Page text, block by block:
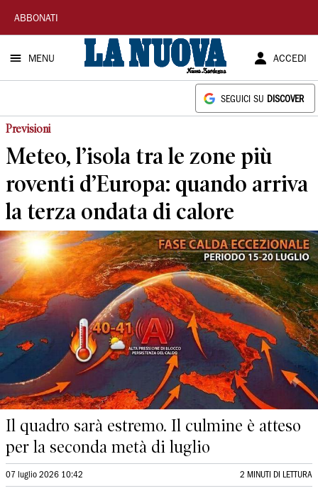
La
Nuova
Sardegna
ABBONATI
MENU ACCEDI
SEGUICI SU DISCOVER
Previsioni
Meteo, l’isola tra le zone più
roventi d’Europa: quando arriva
la terza ondata di calore
Il quadro sarà estremo. Il culmine è atteso
per la seconda metà di luglio
07 luglio 2026 10:42 2 MINUTI DI LETTURA